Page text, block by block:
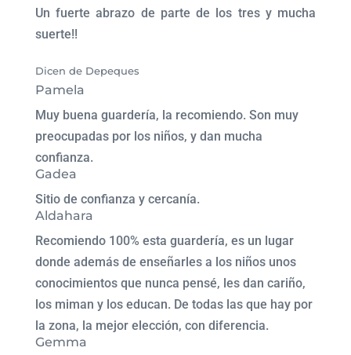
Un fuerte abrazo de parte de los tres y mucha
suerte!!
Dicen de Depeques
Pamela
Muy buena guardería, la recomiendo. Son muy
preocupadas por los niños, y dan mucha
confianza.
Gadea
Sitio de confianza y cercanía.
Aldahara
Recomiendo 100% esta guardería, es un lugar
donde además de enseñarles a los niños unos
conocimientos que nunca pensé, les dan cariño,
los miman y los educan. De todas las que hay por
la zona, la mejor elección, con diferencia.
Gemma